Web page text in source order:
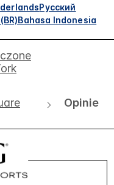
Русский
Bahasa Indonesia
Opinie